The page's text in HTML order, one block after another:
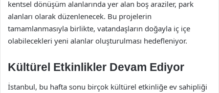
kentsel dönüşüm alanlarında yer alan boş araziler, park
alanları olarak düzenlenecek. Bu projelerin
tamamlanmasıyla birlikte, vatandaşların doğayla iç içe
olabilecekleri yeni alanlar oluşturulması hedefleniyor.
Kültürel Etkinlikler Devam Ediyor
İstanbul, bu hafta sonu birçok kültürel etkinliğe ev sahipliği